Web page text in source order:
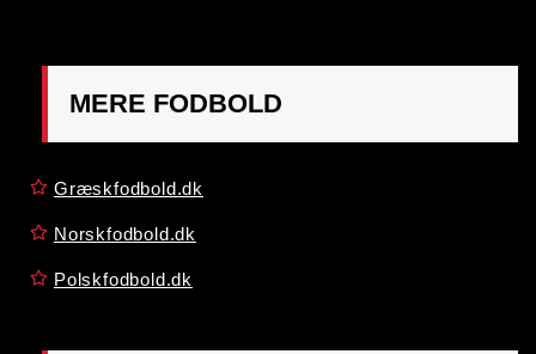
MERE FODBOLD
Græskfodbold.dk
Norskfodbold.dk
Polskfodbold.dk